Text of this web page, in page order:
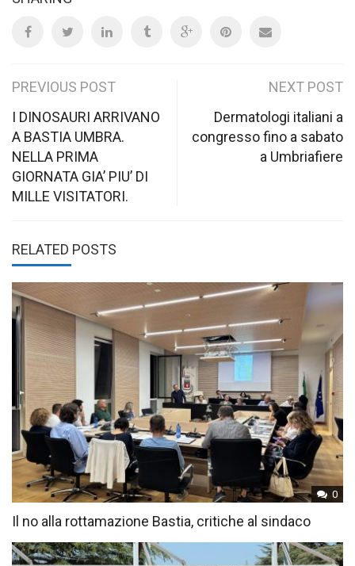
Post
navigation
PREVIOUS POST
I DINOSAURI ARRIVANO
A BASTIA UMBRA.
NELLA PRIMA
GIORNATA GIA’ PIU’ DI
MILLE VISITATORI.
NEXT POST
Dermatologi italiani a
congresso fino a sabato
a Umbriafiere
RELATED POSTS
0
Il no alla rottamazione Bastia, critiche al sindaco